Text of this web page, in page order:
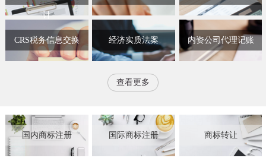
计
CRS税务信息交换 经济实质法案 内资公司代理记账
查看更多
国内商标注册 国际商标注册 商标转让